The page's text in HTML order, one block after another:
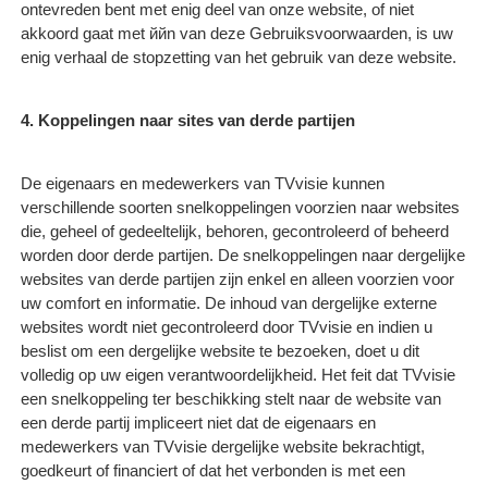
ontevreden bent met enig deel van onze website, of niet
akkoord gaat met ййn van deze Gebruiksvoorwaarden, is uw
enig verhaal de stopzetting van het gebruik van deze website.
4. Koppelingen naar sites van derde partijen
De eigenaars en medewerkers van TVvisie kunnen
verschillende soorten snelkoppelingen voorzien naar websites
die, geheel of gedeeltelijk, behoren, gecontroleerd of beheerd
worden door derde partijen. De snelkoppelingen naar dergelijke
websites van derde partijen zijn enkel en alleen voorzien voor
uw comfort en informatie. De inhoud van dergelijke externe
websites wordt niet gecontroleerd door TVvisie en indien u
beslist om een dergelijke website te bezoeken, doet u dit
volledig op uw eigen verantwoordelijkheid. Het feit dat TVvisie
een snelkoppeling ter beschikking stelt naar de website van
een derde partij impliceert niet dat de eigenaars en
medewerkers van TVvisie dergelijke website bekrachtigt,
goedkeurt of financiert of dat het verbonden is met een